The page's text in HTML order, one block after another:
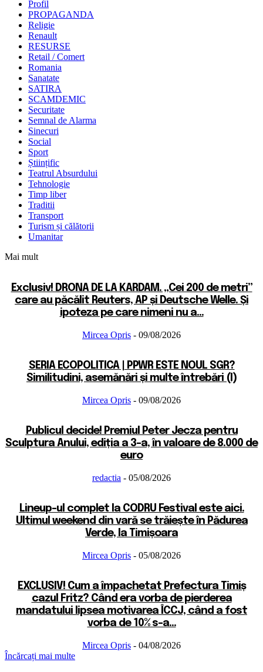
Profil
PROPAGANDA
Religie
Renault
RESURSE
Retail / Comert
Romania
Sanatate
SATIRA
SCAMDEMIC
Securitate
Semnal de Alarma
Sinecuri
Social
Sport
Științific
Teatrul Absurdului
Tehnologie
Timp liber
Traditii
Transport
Turism și călătorii
Umanitar
Mai mult
Exclusiv! DRONA DE LA KARDAM. „Cei 200 de metri”
care au păcălit Reuters, AP și Deutsche Welle. Și
ipoteza pe care nimeni nu a...
Mircea Opris - 09/08/2026
SERIA ECOPOLITICA | PPWR ESTE NOUL SGR?
Similitudini, asemănări și multe întrebări (I)
Mircea Opris - 09/08/2026
Publicul decide! Premiul Peter Jecza pentru
Sculptura Anului, ediția a 3-a, în valoare de 8.000 de
euro
redactia - 05/08/2026
Lineup-ul complet la CODRU Festival este aici.
Ultimul weekend din vară se trăiește în Pădurea
Verde, la Timișoara
Mircea Opris - 05/08/2026
EXCLUSIV! Cum a împachetat Prefectura Timiș
cazul Fritz? Când era vorba de pierderea
mandatului lipsea motivarea ÎCCJ, când a fost
vorba de 10% s-a...
Mircea Opris - 04/08/2026
Încărcați mai multe